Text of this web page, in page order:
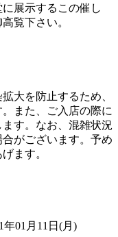
展示するこの催し
覧下さい。
大を防止するため、
また、ご入店の際に
す。なお、混雑状況
がございます。予め
ます。
年01月11日(月)